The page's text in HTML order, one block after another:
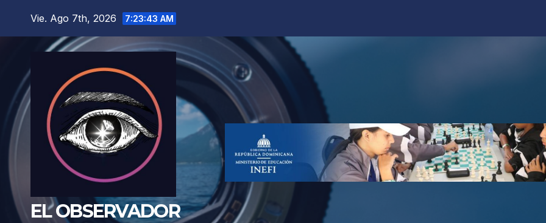
Vie. Ago 7th, 2026 7:23:44 AM
EL OBSERVADOR